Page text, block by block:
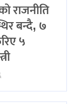
राजनीति
बन्दै, ७
५